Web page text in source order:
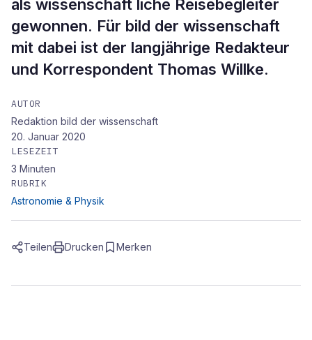
als wissenschaft liche Reisebegleiter
gewonnen. Für bild der wissenschaft
mit dabei ist der langjährige Redakteur
und Korrespondent Thomas Willke.
AUTOR
Redaktion bild der wissenschaft
20. Januar 2020
LESEZEIT
3 Minuten
RUBRIK
Astronomie & Physik
Teilen Drucken Merken